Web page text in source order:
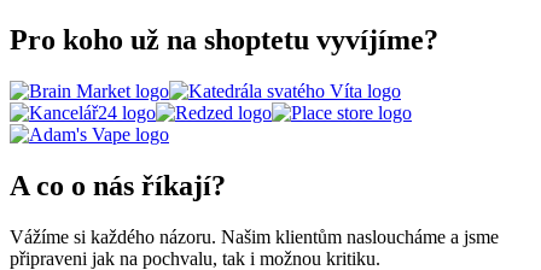
Pro koho už na shoptetu vyvíjíme?
A co o nás říkají?
Vážíme si každého názoru. Našim klientům nasloucháme a jsme
připraveni jak na pochvalu, tak i možnou kritiku.